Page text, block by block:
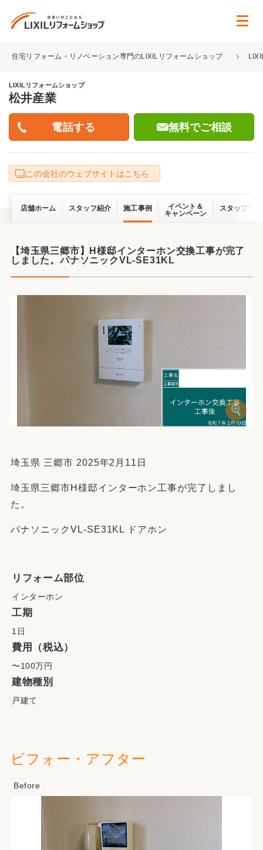
住宅リフォーム・リノベーション専門のLIXILリフォームショップ
LIXILリフォームショップ
松井産業
無料でご相談
この会社のウェブサイトはこちら
店舗ホーム スタッフ紹介 施工事例
イベント＆
キャンペーン
スタッフブ
【埼玉県三郷市】H様邸インターホン交換工事が完了
しました。パナソニックVL-SE31KL
埼玉県 三郷市 2025年2月11日
埼玉県三郷市H様邸インターホン工事が完了しまし
た。
パナソニックVL-SE31KL ドアホン
リフォーム部位
インターホン
工期
1日
費用（税込）
〜100万円
建物種別
戸建て
ビフォー・アフター